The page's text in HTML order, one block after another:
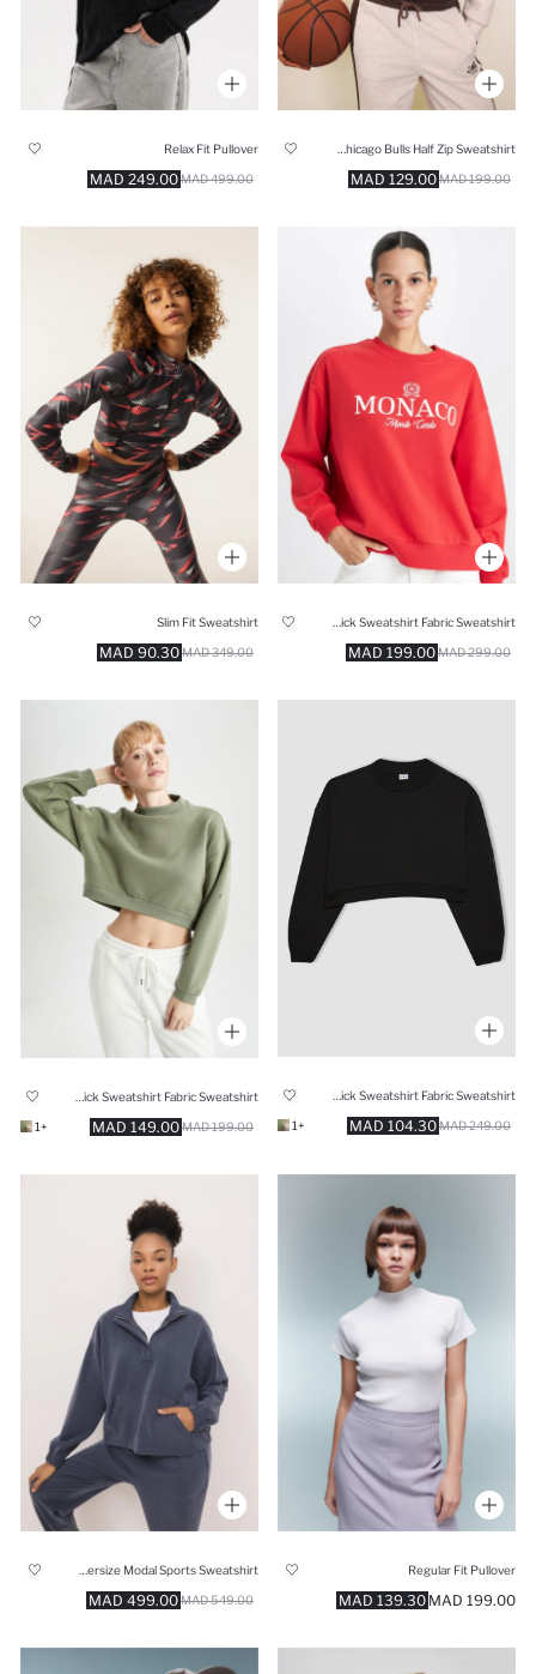
129.00 MAD 199.00 MAD
Relax Fit Pullover
249.00 MAD 499.00 MAD
199.00 MAD 299.00 MAD
Slim Fit Sweatshirt
90.30 MAD 349.00 MAD
Crop Thick Sweatshirt Fabric Sweatshirt
104.30 MAD 249.00 MAD
+1
149.00 MAD 199.00 MAD
+1
Regular Fit Pullover
139.30 MAD 199.00 MAD
499.00 MAD 549.00 MAD